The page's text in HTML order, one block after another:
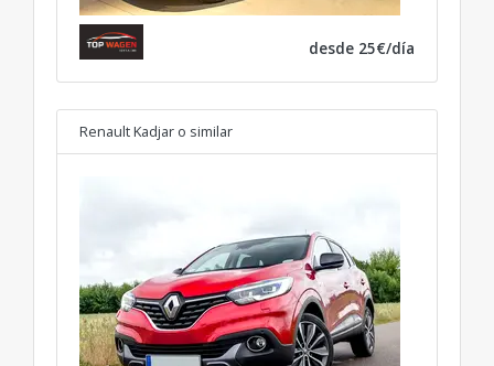
desde 25€/día
Renault Kadjar o similar